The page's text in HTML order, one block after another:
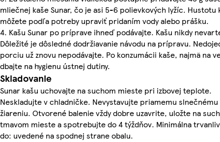
mliečnej kaše Sunar, čo je asi 5-6 polievkových lyžíc. Hustotu
môžete podľa potreby upraviť pridaním vody alebo prášku.
4. Kašu Sunar po príprave ihneď podávajte. Kašu nikdy
Dôležité je dôsledné dodržiavanie návodu na prípravu.
porciu už znovu nepodávajte. Po konzumácii kaše, najmä na
dbajte na hygienu ústnej dutiny.
Skladovanie
Sunar kašu uchovajte na suchom mieste pri izbovej teplote.
Neskladujte v chladničke. Nevystavujte priamemu slnečnému
žiareniu. Otvorené balenie vždy dobre uzavrite, uložte na
tmavom mieste a spotrebujte do 4 týždňov. Minimálna
do: uvedené na spodnej strane obalu.